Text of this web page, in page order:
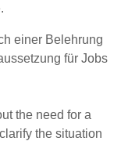
einer Belehrung
für Jobs
the need for a
the situation